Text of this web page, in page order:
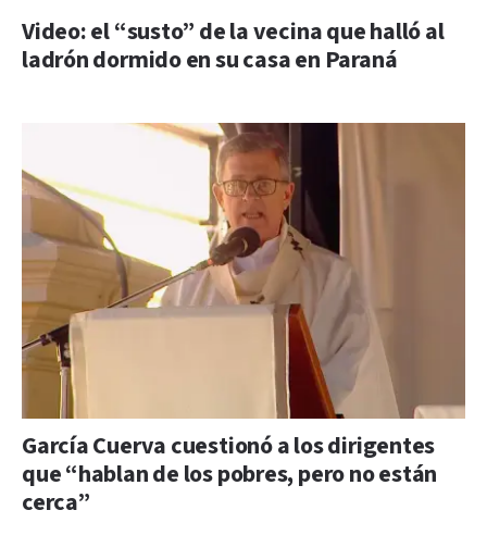
Video: el “susto” de la vecina que halló al
ladrón dormido en su casa en Paraná
García Cuerva cuestionó a los dirigentes
que “hablan de los pobres, pero no están
cerca”